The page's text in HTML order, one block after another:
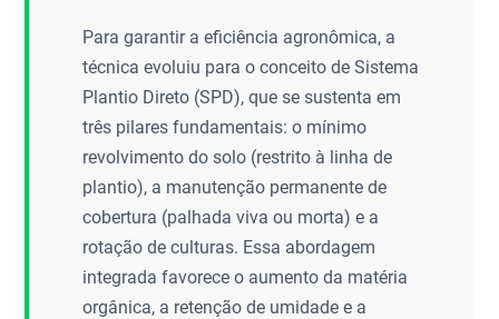
Para garantir a eficiência agronômica, a
técnica evoluiu para o conceito de Sistema
Plantio Direto (SPD), que se sustenta em
três pilares fundamentais: o mínimo
revolvimento do solo (restrito à linha de
plantio), a manutenção permanente de
cobertura (palhada viva ou morta) e a
rotação de culturas. Essa abordagem
integrada favorece o aumento da matéria
orgânica, a retenção de umidade e a